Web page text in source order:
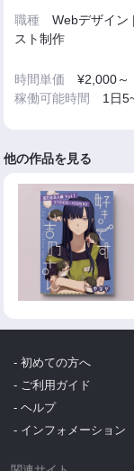
職種Webデザイン
スト制作
時間単価¥2,000～
稼働可能時間 1日
他の作品を見る
- 初めての方へ
- ご利用ガイド
- ヘルプ
- インフォメーション